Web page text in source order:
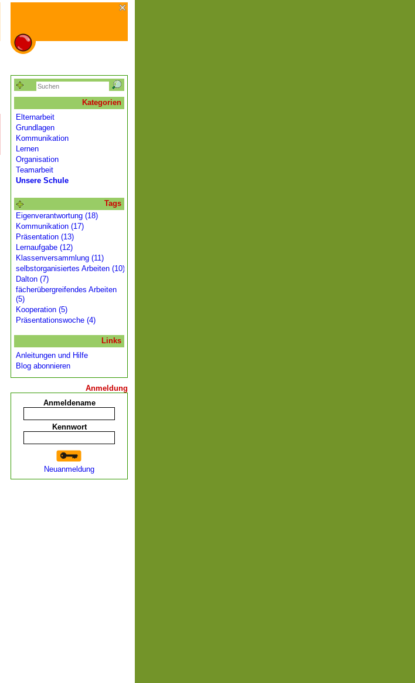
Kategorien
Elternarbeit
Grundlagen
Kommunikation
Lernen
Organisation
Teamarbeit
Unsere Schule
Tags
Eigenverantwortung (18)
Kommunikation (17)
Präsentation (13)
Lernaufgabe (12)
Klassenversammlung (11)
selbstorganisiertes Arbeiten (10)
Dalton (7)
fächerübergreifendes Arbeiten
(5)
Kooperation (5)
Präsentationswoche (4)
Links
Anleitungen und Hilfe
Blog abonnieren
Anmeldung
Anmeldename
Kennwort
Neuanmeldung